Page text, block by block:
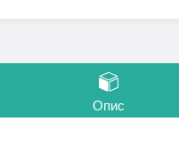
Опис